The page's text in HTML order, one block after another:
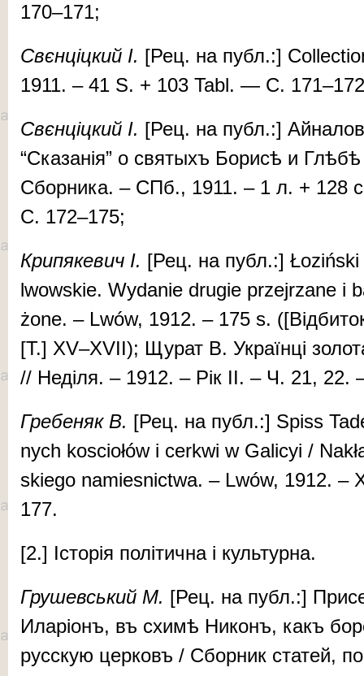
170–171;
Свєн­ціц­кий І. [Рец. на публ.:]
1911. – 41 S. + 103 Tabl. — С.
Свєн­ціц­кий І. [Рец. на публ.:]
“Ска­за­нія” о свя­тыхъ Бо­ри­сѣ и
Сбор­ни­ка. – СПб., 1911. – 1 л. + 128
С. 172–175;
Кри­пя­ке­вич І. [Рец. на публ.:] Ło­ziń­ski
lwowskie. Wy­danie dru­gie przejrza­ne i
żone. – Lwów, 1912. – 175 s.
[T.] XV–XVII); Щу­рат В. Ук­ра­їн­ці
// Не­­ді­ля. – 1912. – Рік II. – Ч. 21,
Гре­бе­няк В. [Рец. на публ.:] Spiss
nych kos­ciołów i cerkwi w Gal­icyi /
skiego nam­ies­nictwa. – Lwów, 1912.
177.
[2.] Іc­то­рія по­лі­тич­на і куль­тур­на.
Гру­шев­ський М. [Рец. на публ.:]
Ила­рі­онъ, въ схи­мѣ Ни­конъ, какъ
рус­скую цер­ковъ / Сбор­ник